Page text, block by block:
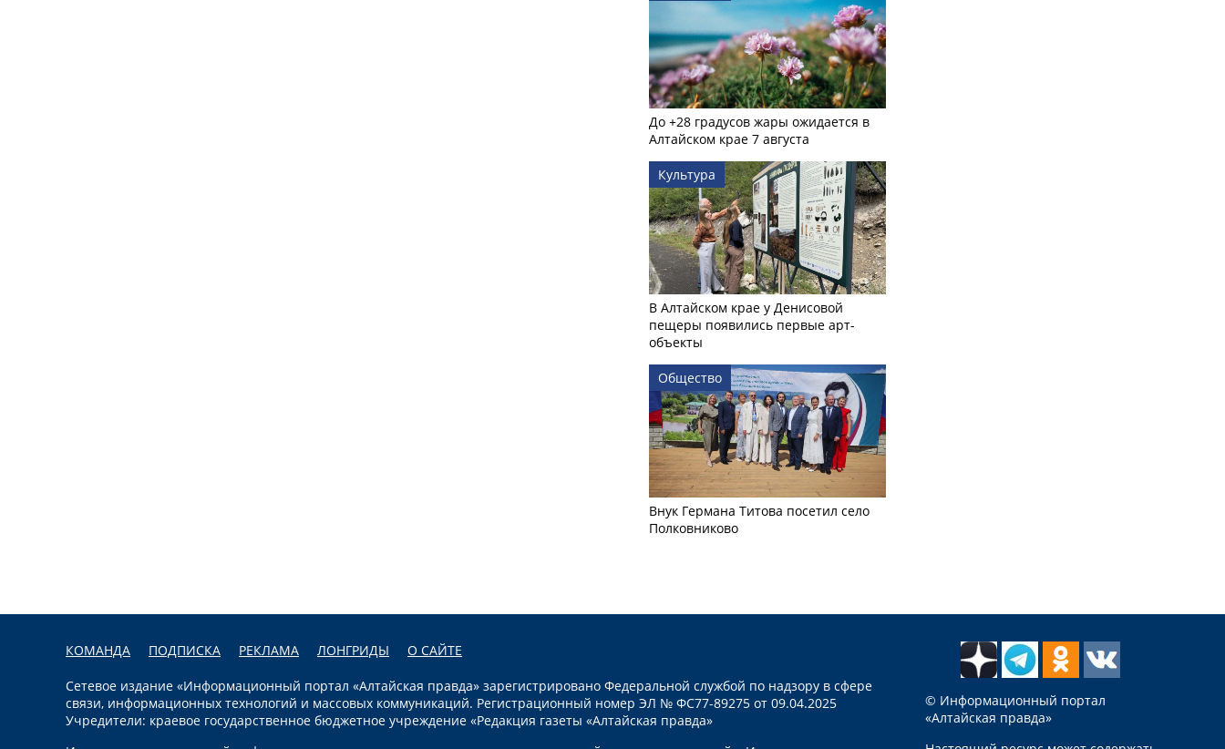
До +28 градусов жары ожидается в
Алтайском крае 7 августа
Культура
В Алтайском крае у Денисовой
пещеры появились первые арт-
объекты
Общество
Внук Германа Титова посетил село
Полковниково
КОМАНДА ПОДПИСКА РЕКЛАМА ЛОНГРИДЫ О САЙТЕ
Сетевое издание «Информационный портал «Алтайская правда» зарегистрировано Федеральной службой по надзору в сфере
связи, информационных технологий и массовых коммуникаций. Регистрационный номер ЭЛ № ФС77-89275 от 09.04.2025
Учредители: краевое государственное бюджетное учреждение «Редакция газеты «Алтайская правда»
© Информационный портал
«Алтайская правда»